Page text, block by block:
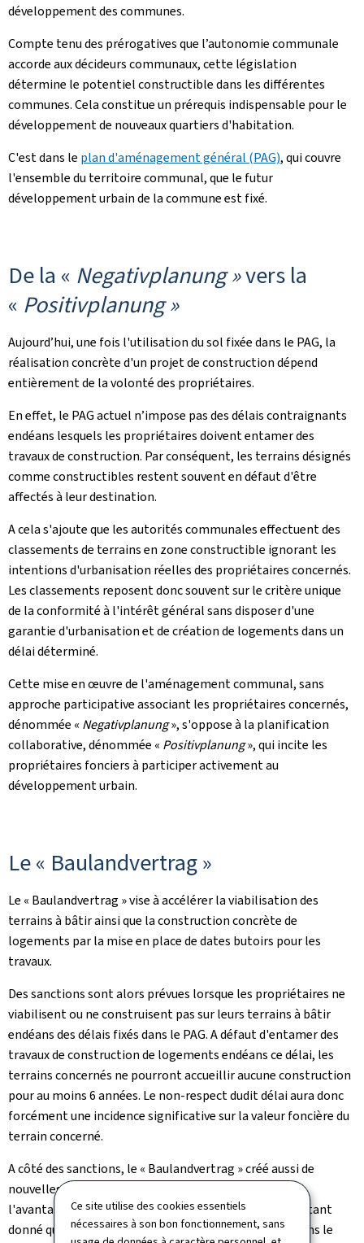
Ce site utilise des cookies essentiels
nécessaires à son bon fonctionnement, sans
développement des communes.
Compte tenu des prérogatives que l’autonomie communale
accorde aux décideurs communaux, cette législation
détermine le potentiel constructible dans les différentes
communes. Cela constitue un prérequis indispensable pour le
développement de nouveaux quartiers d'habitation.
C'est dans le plan d'aménagement général (PAG), qui couvre
l'ensemble du territoire communal, que le futur
développement urbain de la commune est fixé.
De la « Negativplanung »vers la
« Positivplanung »
Aujourd’hui, une fois l'utilisation du sol fixée dans le PAG, la
réalisation concrète d'un projet de construction dépend
entièrement de la volonté des propriétaires.
En effet, le PAG actuel n’impose pas des délais contraignants
endéans lesquels les propriétaires doivent entamer des
travaux de construction. Par conséquent, les terrains désignés
comme constructibles restent souvent en défaut d'être
affectés à leur destination.
A cela s'ajoute que les autorités communales effectuent des
classements de terrains en zone constructible ignorant les
intentions d'urbanisation réelles des propriétaires concernés.
Les classements reposent donc souvent sur le critère unique
de la conformité à l'intérêt général sans disposer d'une
garantie d'urbanisation et de création de logements dans un
délai déterminé.
Cette mise en œuvre de l'aménagement communal, sans
approche participative associant les propriétaires concernés,
dénommée « Negativplanung», s'oppose à la planification
collaborative, dénommée « Positivplanung», qui incite les
propriétaires fonciers à participer activement au
développement urbain.
Le « Baulandvertrag »
Le « Baulandvertrag » vise à accélérer la viabilisation des
terrains à bâtir ainsi que la construction concrète de
logements par la mise en place de dates butoirs pour les
travaux.
Des sanctions sont alors prévues lorsque les propriétaires ne
viabilisent ou ne construisent pas sur leurs terrains à bâtir
endéans des délais fixés dans le PAG. A défaut d'entamer des
travaux de construction de logements endéans ce délai, les
terrains concernés ne pourront accueillir aucune construction
pour au moins 6 années. Le non-respect dudit délai aura donc
forcément une incidence significative sur la valeur foncière du
terrain concerné.
A côté des sanctions, le « Baulandvertrag » créé aussi de
nouvelles servitudes dans le PAG. Celles-ci présentent
l'avantage de rendre le mécanisme plus transparent étant
donné que les nouvelles prescriptions seront fixées dans le